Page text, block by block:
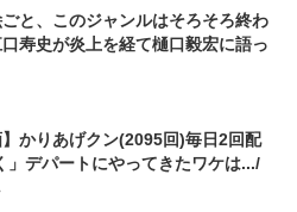
ごと、このジャンルはそろそろ終わ
口寿史が炎上を経て樋口毅宏に語っ
】かりあげクン(2095回)毎日2回配
」デパートにやってきたワケは.../